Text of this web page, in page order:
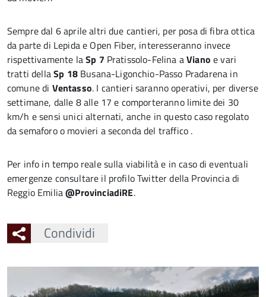
Sempre dal 6 aprile altri due cantieri, per posa di fibra ottica
da parte di Lepida e Open Fiber, interesseranno invece
rispettivamente laSp 7 Pratissolo-Felina aViano e vari
tratti dellaSp 18Busana-Ligonchio-Passo Pradarena in
comune di Ventasso. I cantieri saranno operativi, per diverse
settimane, dalle 8 alle 17 e comporteranno limite dei 30
km/h e sensi unici alternati, anche in questo caso regolato
da semaforo o movieri a seconda del traffico .
Per info in tempo reale sulla viabilità e in caso di eventuali
emergenze consultare il profilo Twitter della Provincia di
Reggio Emilia@ProvinciadiRE.
Condividi
l'immagine